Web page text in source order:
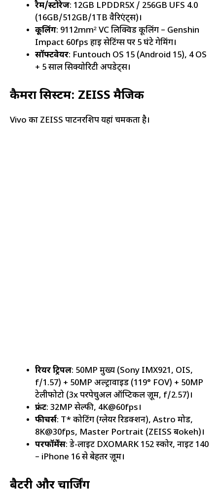
रैम/स्टोरेज: 12GB LPDDR5X / 256GB UFS 4.0
(16GB/512GB/1TB वैरिएंट्स)।
कूलिंग: 9112mm² VC लिक्विड कूलिंग – Genshin
Impact 60fps हाई सेटिंग्स पर 5 घंटे गेमिंग।
सॉफ्टवेयर: Funtouch OS 15 (Android 15), 4 OS
+ 5 साल सिक्योरिटी अपडेट्स।
कैमरा सिस्टम: ZEISS मैजिक
Vivo का ZEISS पार्टनरशिप यहां चमकता है।
रियर ट्रिपल: 50MP मुख्य (Sony IMX921, OIS,
f/1.57) + 50MP अल्ट्रावाइड (119° FOV) + 50MP
टेलीफोटो (3x परपेचुअल ऑप्टिकल ज़ूम, f/2.57)।
फ्रंट: 32MP सेल्फी, 4K@60fps।
फीचर्स: T* कोटिंग (ग्लेयर रिडक्शन), Astro मोड,
8K@30fps, Master Portrait (ZEISS बokeh)।
परफॉर्मेंस: डे-लाइट DXOMARK 152 स्कोर, नाइट 140
– iPhone 16 से बेहतर ज़ूम।
बैटरी और चार्जिंग